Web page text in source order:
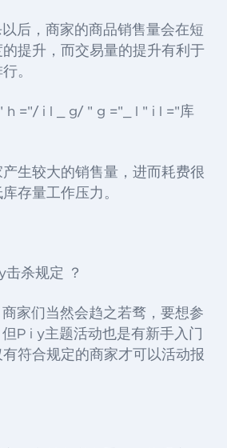
后，商家的商品销售量会在短
提升，而交易量的提升有利于
。
h ="/ i l _ g/ " g ="_ l " i l ="库
生较大的销售量，进而耗费很
存量工作压力。
击杀规定 ？
家们当然会趋之若骛，要想参
P i y主题活动也是有新手入门
符合规定的商家才可以活动报